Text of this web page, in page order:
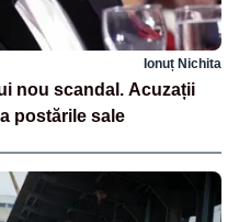
Ionuț Nichita
nou scandal. Acuzații
postările sale